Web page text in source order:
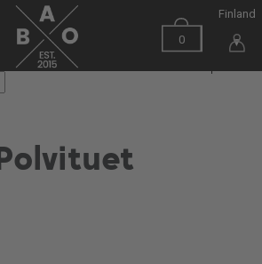
0
Finland
▼
Polvituet